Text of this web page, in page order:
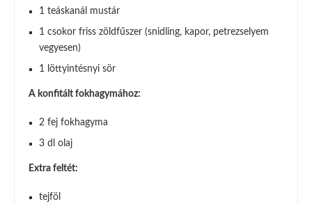
1 teáskanál mustár
1 csokor friss zöldfűszer (snidling, kapor, petrezselyem
vegyesen)
1 löttyintésnyi sör
A konfitált fokhagymához:
2 fej fokhagyma
3 dl olaj
Extra feltét:
tejföl